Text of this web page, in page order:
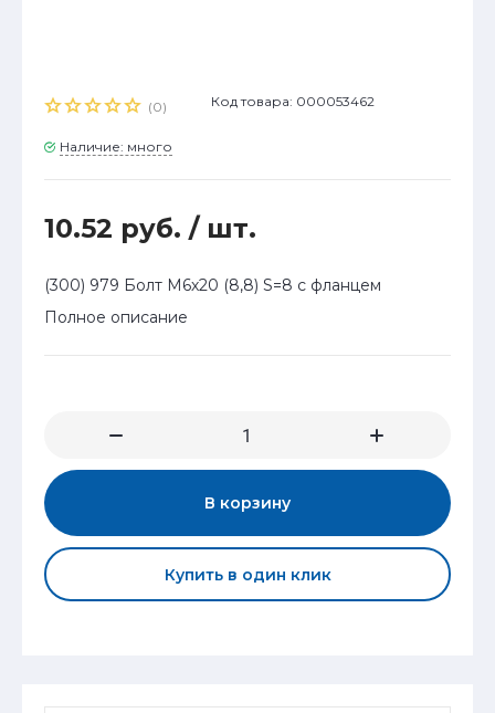
(0) Код товара: 000053462
Наличие: много
10.52 руб. / шт.
(300) 979 Болт М6х20 (8,8) S=8 с фланцем
Полное описание
В корзину
Купить в один клик